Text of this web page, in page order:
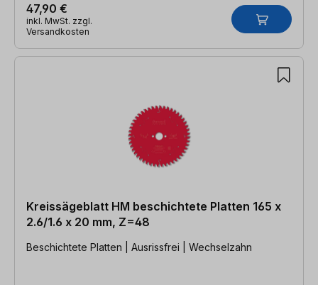
47,90 €
inkl. MwSt. zzgl.
Versandkosten
Kreissägeblatt HM beschichtete Platten 165 x
2.6/1.6 x 20 mm, Z=48
Beschichtete Platten | Ausrissfrei | Wechselzahn